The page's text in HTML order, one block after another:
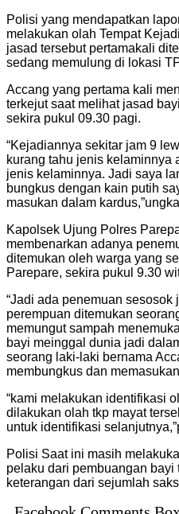
Polisi yang mendapatkan
melakukan olah Tempat
jasad tersebut pertamakali
sedang memulung di lokasi
Accang yang pertama kali
terkejut saat melihat jasad
sekira pukul 09.30 pagi.
“Kejadiannya sekitar jam 9
kurang tahu jenis kelaminnya
jenis kelaminnya. Jadi saya
bungkus dengan kain putih
masukan dalam
Kapolsek Ujung Polres
membenarkan adanya
ditemukan oleh warga yang
Parepare, sekira pukul 9.30
“Jadi ada penemuan
perempuan ditemukan
memungut sampah
bayi meinggal dunia jadi
seorang laki-laki bernama
membungkus dan
“kami melakukan identifikasi
dilakukan olah tkp mayat
untuk identifikasi
Polisi Saat ini masih
pelaku dari pembuangan
keterangan dari sejumlah